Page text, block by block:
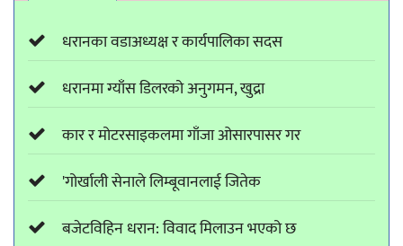
धरानका वडाअध्यक्ष र कार्यपालिका सदस
धरानमा ग्याँस डिलरको अनुगमन, खुद्रा
कार र मोटरसाइकलमा गाँजा ओसारपासर गर
'गोर्खाली सेनाले लिम्बूवानलाई जितेक
बजेटविहिन धरान: विवाद मिलाउन भएको छ